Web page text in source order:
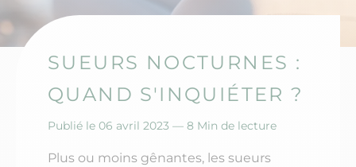
SUEURS NOCTURNES :
QUAND S'INQUIÉTER ?
Publié le 06 avril 2023 — 8 Min de lecture
Plus ou moins gênantes, les sueurs